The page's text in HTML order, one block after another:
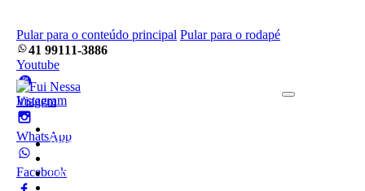
Pular para o conteúdo principal Pular para o rodapé
41 99111-3886
Youtube
Instagram
WhatsApp
Facebook
Home
Pacotes
Empresa